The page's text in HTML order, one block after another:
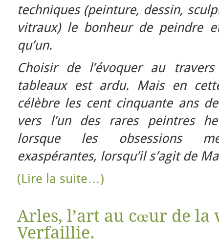
techniques (peinture, dessin,
vitraux) le bonheur de peindre
qu’un.
Choisir de l’évoquer au
tableaux est ardu. Mais en
célèbre les cent cinquante ans
vers l’un des rares peintres
lorsque les obsessions
exaspérantes, lorsqu’il s’agit de
(Lire la suite…)
Arles, l’art au cœur de
Verfaillie.